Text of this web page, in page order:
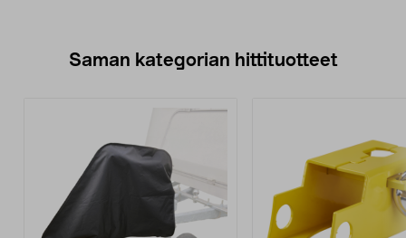
Saman kategorian hittituotteet